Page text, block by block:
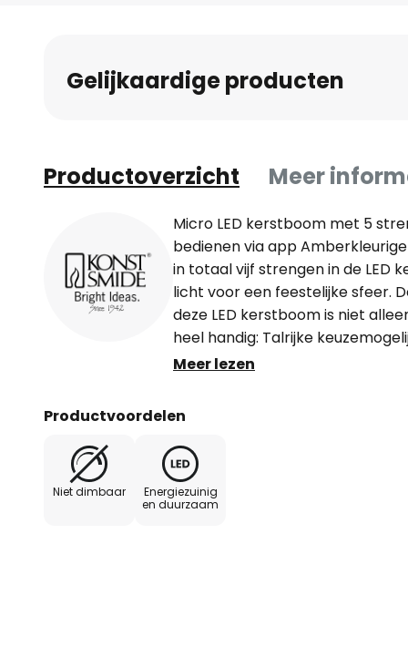
vanGelijkaardige producten
Productoverzicht Meer
Micro LED kerstboom met 5
bedienen via app
in totaal vijf strengen in de LED
licht voor een feestelijke sfeer.
deze LED kerstboom is niet
heel handig: Talrijke
dankzij de bediening met de
App functies: - Er kunnen 8
geselecteerd: waaronder
combinatie van alle soorten
Meer lezen
Productvoordelen
Niet dimbaar
Energiezuinig
en duurzaam